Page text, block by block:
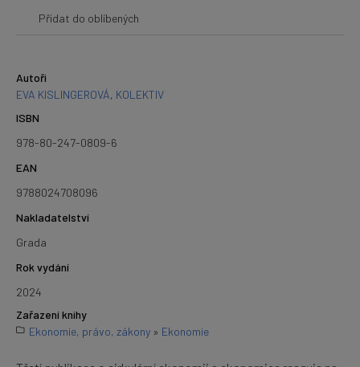
Přidat do oblíbených
Autoři
EVA KISLINGEROVÁ, KOLEKTIV
ISBN
978-80-247-0809-6
EAN
9788024708096
Nakladatelství
Grada
Rok vydání
2024
Zařazení knihy
Ekonomie, právo, zákony » Ekonomie